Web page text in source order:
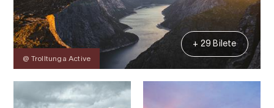
@ Trolltunga Active
+ 29 Bilete